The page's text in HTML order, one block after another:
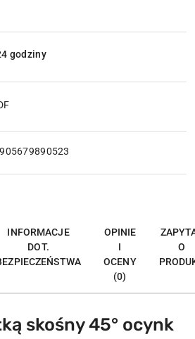
godziny
INFORMACJE
DOT.
OPINIE
I
OCENY
(0)
O
skośny 45° ocynk